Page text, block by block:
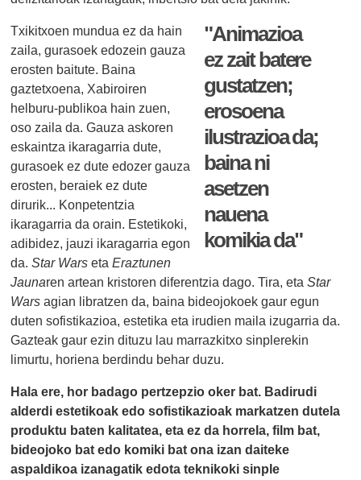
"Animazioa
ez zait batere
gustatzen;
erosoena
ilustrazioa da;
baina ni
asetzen
nauena
komikia da"
Txikitxoen mundua ez da hain
zaila, gurasoek edozein gauza
erosten baitute. Baina
gaztetxoena, Xabiroiren
helburu-publikoa hain zuen,
oso zaila da. Gauza askoren
eskaintza ikaragarria dute,
gurasoek ez dute edozer gauza
erosten, beraiek ez dute
dirurik... Konpetentzia
ikaragarria da orain. Estetikoki,
adibidez, jauzi ikaragarria egon
da.Star Wars etaEraztunen
Jaunaren artean kristoren diferentzia dago. Tira, etaStar
Wars agian libratzen da, baina bideojokoek gaur egun
duten sofistikazioa, estetika eta irudien maila izugarria da.
Gazteak gaur ezin dituzu lau marrazkitxo sinplerekin
limurtu, horiena berdindu behar duzu.
Hala ere, hor badago pertzepzio oker bat. Badirudi
alderdi estetikoak edo sofistikazioak markatzen dutela
produktu baten kalitatea, eta ez da horrela, film bat,
bideojoko bat edo komiki bat ona izan daiteke
aspaldikoa izanagatik edota teknikoki sinple